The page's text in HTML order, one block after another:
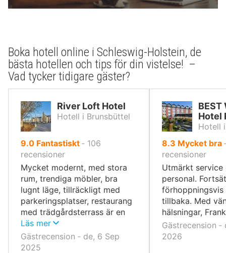
Boka hotell online i Schleswig-Holstein, de
bästa hotellen och tips för din vistelse! –
Vad tycker tidigare gäster?
River Loft Hotel
Hotell i Brunsbüttel
9.0av
10,
Fantastiskt ‐ 106
recensioner
Mycket modernt, med stora
rum, trendiga möbler, bra
lugnt läge, tillräckligt med
parkeringsplatser, restaurang
med trädgårdsterrass är en
oas av lugn
Läs mer
Gästrecension ‐ de, 6 Sep
2025
BEST
Hotel
Hotell
8.3 av
10,
Mycket bra
recensioner
Utmärkt service
personal.
tillbaka. Med
hälsningar,
Gästrecension
2026